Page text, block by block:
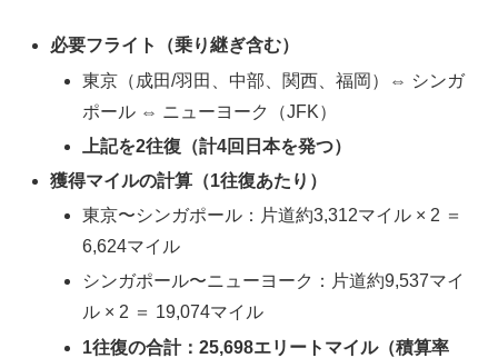
必要フライト（乗り継ぎ含む）
東京（成田/羽田、中部、関西、福岡）⇔ シンガ
ポール ⇔ ニューヨーク（JFK）
上記を2往復（計4回日本を発つ）
獲得マイルの計算（1往復あたり）
東京〜シンガポール：片道約3,312マイル × 2 ＝
6,624マイル
シンガポール〜ニューヨーク：片道約9,537マイ
ル × 2 ＝ 19,074マイル
1往復の合計：25,698エリートマイル（積算率